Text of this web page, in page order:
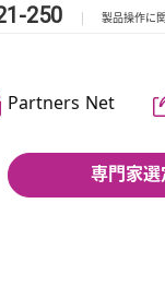
250 製品操作に
Partners Net
専門家選